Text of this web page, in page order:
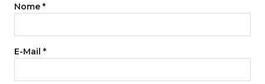
Nome *
E-Mail *